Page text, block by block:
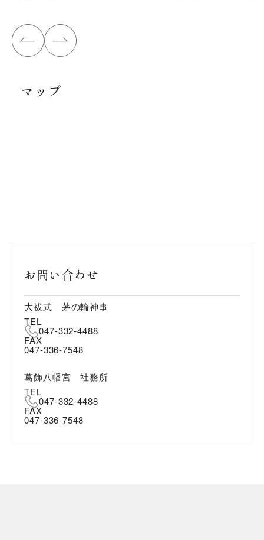
マップ
お問い合わせ
大祓式 茅の輪神事
TEL
047-332-4488
FAX
047-336-7548
葛飾八幡宮 社務所
TEL
047-332-4488
FAX
047-336-7548